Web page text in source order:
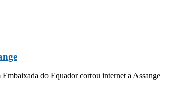
Embaixada do Equador cortou internet a Assange